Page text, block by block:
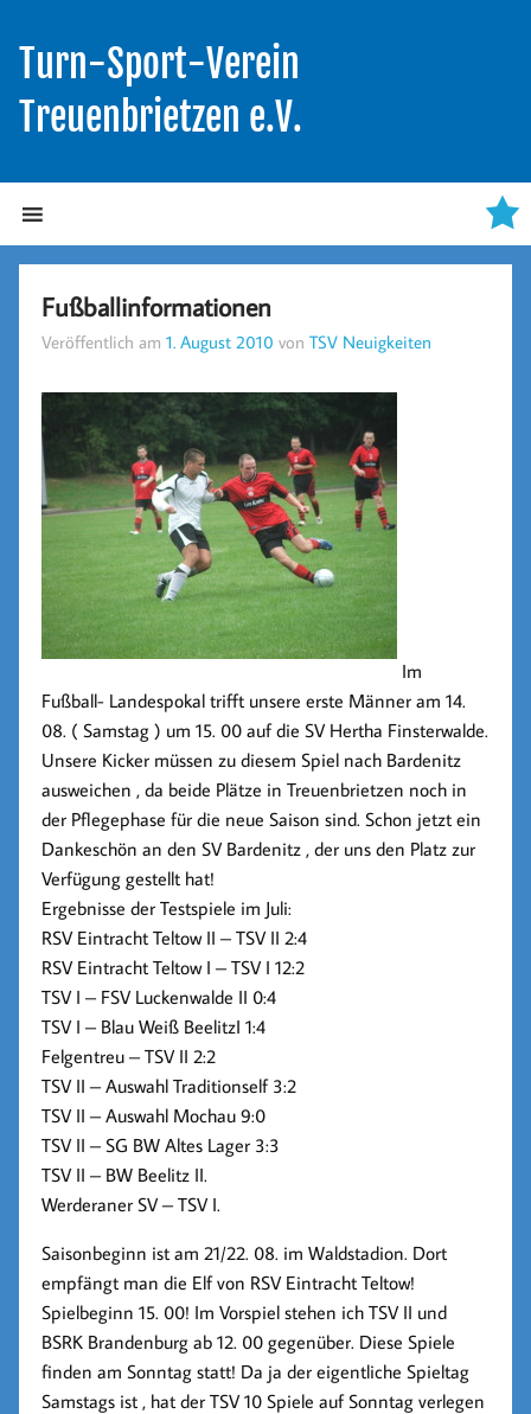
Turn-Sport-Verein
Treuenbrietzen e.V.
Fußballinformationen
Veröffentlich am1. August 2010 vonTSV Neuigkeiten
Im
Fußball- Landespokal trifft unsere erste Männer am 14.
08. ( Samstag ) um 15. 00 auf die SV Hertha Finsterwalde.
Unsere Kicker müssen zu diesem Spiel nach Bardenitz
ausweichen , da beide Plätze in Treuenbrietzen noch in
der Pflegephase für die neue Saison sind. Schon jetzt ein
Dankeschön an den SV Bardenitz , der uns den Platz zur
Verfügung gestellt hat!
Ergebnisse der Testspiele im Juli:
RSV Eintracht Teltow II – TSV II 2:4
RSV Eintracht Teltow I – TSV I 12:2
TSV I – FSV Luckenwalde II 0:4
TSV I – Blau Weiß BeelitzI 1:4
Felgentreu – TSV II 2:2
TSV II – Auswahl Traditionself 3:2
TSV II – Auswahl Mochau 9:0
TSV II – SG BW Altes Lager 3:3
TSV II – BW Beelitz II.
Werderaner SV – TSV I.
Saisonbeginn ist am 21/22. 08. im Waldstadion. Dort
empfängt man die Elf von RSV Eintracht Teltow!
Spielbeginn 15. 00! Im Vorspiel stehen ich TSV II und
BSRK Brandenburg ab 12. 00 gegenüber. Diese Spiele
finden am Sonntag statt! Da ja der eigentliche Spieltag
Samstags ist , hat der TSV 10 Spiele auf Sonntag verlegen